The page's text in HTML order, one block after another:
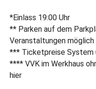
*Einlass 19:00 Uhr
** Parken auf dem
Veranstaltungen möglich
*** Ticketpreise System
**** VVK im Werkhaus
hier